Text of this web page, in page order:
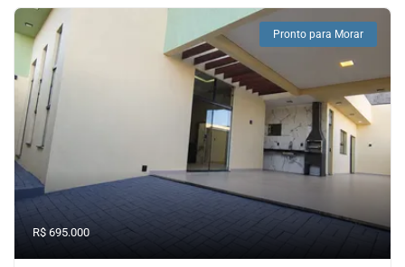
Pronto para Morar
R$ 695.000